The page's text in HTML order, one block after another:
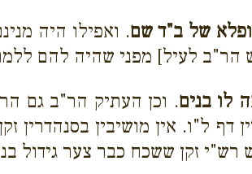
של ב"ד שם. ואפילו היה
הר"ב לעיל] מפני שהיה להם
לו בנים. וכן העתיק הר"ב גם
דף ל"ו. אין מושיבין
רש"י זקן ששכח כבר צער גידול